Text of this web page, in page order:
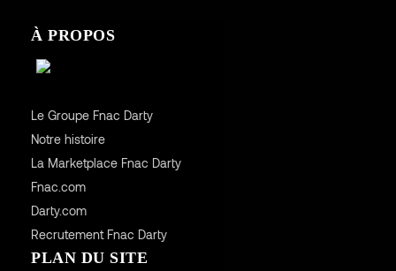
À PROPOS
Le Groupe Fnac Darty
Notre histoire
La Marketplace Fnac Darty
Fnac.com
Darty.com
Recrutement Fnac Darty
PLAN DU SITE